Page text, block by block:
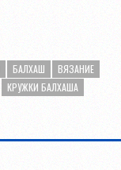
БАЛХАШ
ВЯЗАНИЕ
КРУЖКИ БАЛХАША